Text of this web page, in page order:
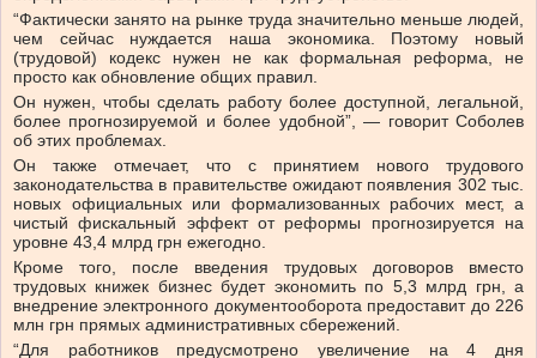
“Фактически занято на рынке труда значительно меньше людей,
чем сейчас нуждается наша экономика. Поэтому новый
(трудовой) кодекс нужен не как формальная реформа, не
просто как обновление общих правил.
Он нужен, чтобы сделать работу более доступной, легальной,
более прогнозируемой и более удобной”, — говорит Соболев
об этих проблемах.
Он также отмечает, что с принятием нового трудового
законодательства в правительстве ожидают появления 302 тыс.
новых официальных или формализованных рабочих мест, а
чистый фискальный эффект от реформы прогнозируется на
уровне 43,4 млрд грн ежегодно.
Кроме того, после введения трудовых договоров вместо
трудовых книжек бизнес будет экономить по 5,3 млрд грн, а
внедрение электронного документооборота предоставит до 226
млн грн прямых административных сбережений.
“Для работников предусмотрено увеличение на 4 дня